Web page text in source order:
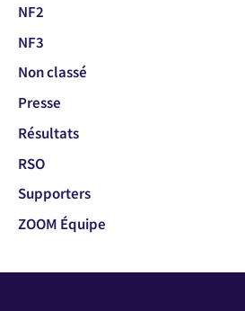
NF2
NF3
Non classé
Presse
Résultats
RSO
Supporters
ZOOM Équipe